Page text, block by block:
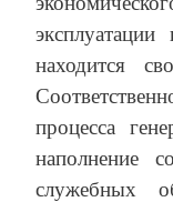
эксплуатации
находится
процесса
наполнение
служебных